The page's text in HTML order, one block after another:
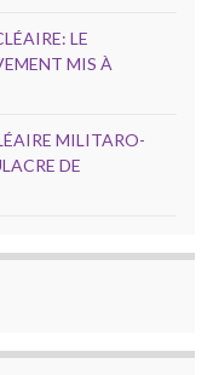
LE
MIS À
MILITARO-
DE